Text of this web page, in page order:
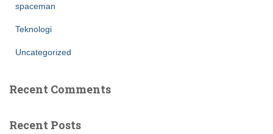
spaceman
Teknologi
Uncategorized
Recent Comments
Recent Posts